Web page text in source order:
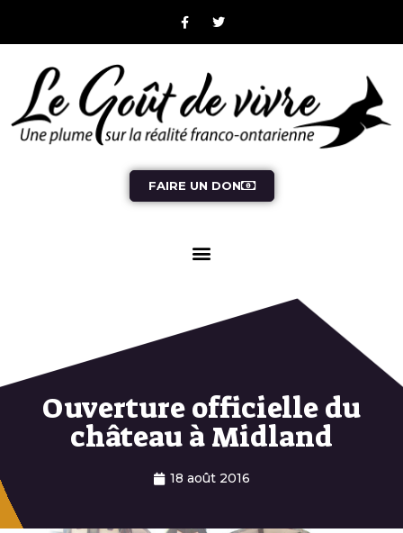
FAIRE UN DON
Ouverture officielle du
château à Midland
18 août 2016